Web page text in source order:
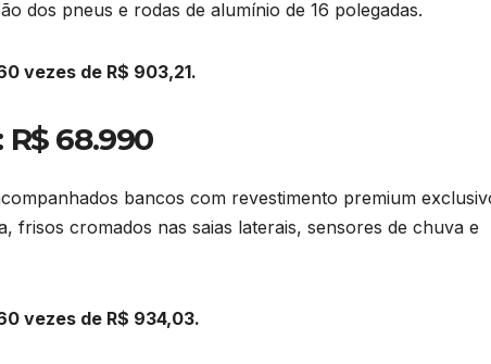
dos pneus e rodas de alumínio de 16 polegadas.
vezes de R$ 903,21.
R$ 68.990
bancos com revestimento premium
frisos cromados nas saias laterais, sensores de chuva e
vezes de R$ 934,03.